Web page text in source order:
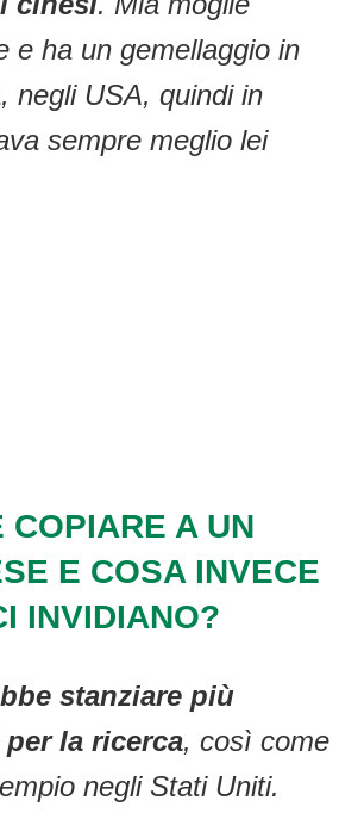
e ha un gemellaggio in
negli USA, quindi in
sempre meglio lei
COPIARE A UN
E COSA INVECE
INVIDIANO?
stanziare più
la ricerca, così come
negli Stati Uniti.